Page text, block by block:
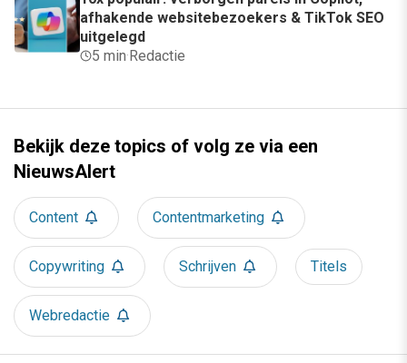
afhakende websitebezoekers & TikTok SEO
uitgelegd
5 min·Redactie
Bekijk deze topics of volg ze via een
NieuwsAlert
Content Contentmarketing
Copywriting Schrijven Titels
Webredactie